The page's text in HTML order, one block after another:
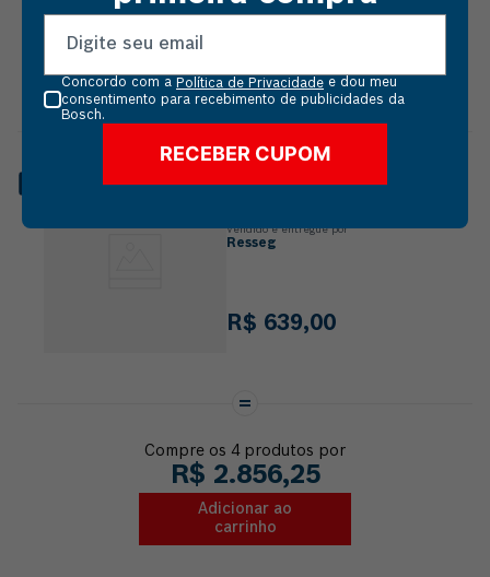
CUPOM: VAIDEBOSCH
CARREGADOR DE BATERIA 18V
Vendido e entregue por
Resseg
R$ 639,00
Compre os 4produtos por
R$ 2.856,25
Adicionar ao
carrinho
Concordo com a Política de Privacidade e dou meu
consentimento para recebimento de publicidades da
Bosch.
RECEBER CUPOM